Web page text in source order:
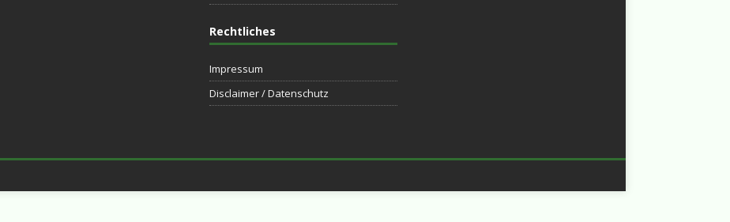
Rechtliches
Impressum
Disclaimer / Datenschutz